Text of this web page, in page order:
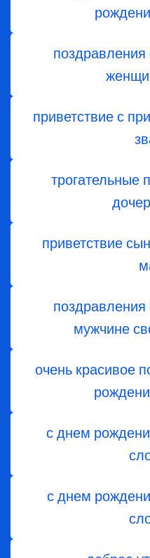
приветствие с
трогательные
приветствие
мужчине
очень красивое
с днем
с днем